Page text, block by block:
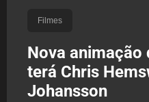
Filmes
Nova
terá Chris
Johansson